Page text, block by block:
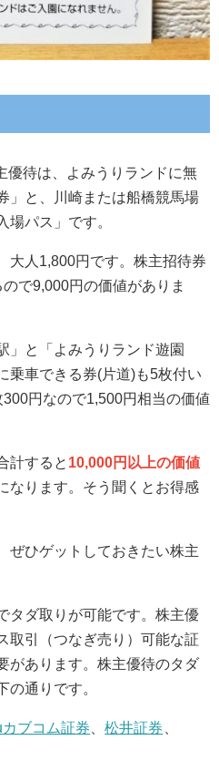
優待は、よみうりランドに無
」と、川崎または船橋競馬場
場パス」です。
大人1,800円です。株主招待券
で9,000円の価値がありま
」と「よみうりランド遊園
乗車できる券(片道)も5枚付い
円なので1,500円相当の価値
計すると 10,000円以上の価値
なります。そう聞くとお得感
ぜひゲットしておきたい株主
タダ取りが可能です。株主優
取引（つなぎ売り）可能な証
があります。株主優待のタダ
の通りです。
ブコム証券 、松井証券